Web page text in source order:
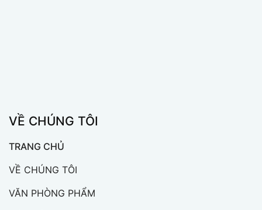
VỀ CHÚNG TÔI
TRANG CHỦ
VỀ CHÚNG TÔI
VĂN PHÒNG PHẨM